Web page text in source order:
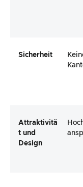
Sicherheit
Attraktivitä
t und
Design